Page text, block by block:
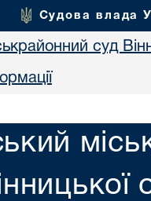
Судова влада
суд